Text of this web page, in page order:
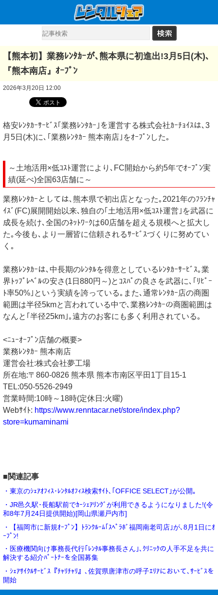
【熊本初】業務ﾚﾝﾀｶｰが､熊本県に初進出!3月5日(木)､
『熊本南店』ｵｰﾌﾟﾝ
2026年3月20日 12:00
格安ﾚﾝﾀｶｰｻｰﾋﾞｽ｢業務ﾚﾝﾀｶｰ｣を運営する株式会社ｶｰﾁｮｲｽは､3
月5日(木)に､｢業務ﾚﾝﾀｶｰ 熊本南店｣をｵｰﾌﾟﾝした｡
～土地活用×低ｺｽﾄ運営により､FC開始から約5年でｵｰﾌﾟﾝ実
績(延べ)全国63店舗に～
業務ﾚﾝﾀｶｰとしては､熊本県で初出店となった｡2021年のﾌﾗﾝﾁｬ
ｲｽﾞ(FC)展開開始以来､独自の｢土地活用×低ｺｽﾄ運営｣を武器に
成長を続け､全国のﾈｯﾄﾜｰｸは60店舗を超える規模へと拡大し
た｡今後も､より一層皆に信頼されるｻｰﾋﾞｽづくりに努めてい
く｡
業務ﾚﾝﾀｶｰは､中長期のﾚﾝﾀﾙを得意としているﾚﾝﾀｶｰｻｰﾋﾞｽ｡業
界ﾄｯﾌﾟﾚﾍﾞﾙの安さ(1日880円～)とｺｽﾊﾟの良さを武器に､｢ﾘﾋﾟｰ
ﾄ率50%｣という実績を誇っている｡また､通常ﾚﾝﾀｶｰ店の商圏
範囲は半径5kmと言われている中で､業務ﾚﾝﾀｶｰの商圏範囲は
なんと｢半径25km｣｡遠方のお客にも多く利用されている｡
<ﾆｭｰｵｰﾌﾟﾝ店舗の概要>
業務ﾚﾝﾀｶｰ 熊本南店
運営会社:株式会社夢工場
所在地:〒860-0826 熊本県 熊本市南区平田1丁目15-1
TEL:050-5526-2949
営業時間:10時～18時(定休日:火曜)
Webｻｲﾄ: https://www.renntacar.net/store/index.php?
store=kumaminami
■関連記事
・東京のｼｪｱｵﾌｨｽ･ﾚﾝﾀﾙｵﾌｨｽ検索ｻｲﾄ､｢OFFICE SELECT｣が公開｡
・JR邑久駅･長船駅前でｶｰｼｪｱﾘﾝｸﾞが利用できるようになりました!(令
和8年7月24日提供開始)[岡山県瀬戸内市]
・【福岡市に新規ｵｰﾌﾟﾝ】ﾄﾗﾝｸﾙｰﾑ｢ｽﾍﾟﾗﾎﾞ福岡南老司店｣が､8月1日にｵ
ｰﾌﾟﾝ!
・医療機関向け事務長代行｢ﾚﾝﾀﾙ事務長さん｣､ｸﾘﾆｯｸの人手不足を共に
解決する紹介ﾊﾟｰﾄﾅｰを全国募集
・ｼｪｱｻｲｸﾙｻｰﾋﾞｽ『ﾁｬﾘﾁｬﾘ』､佐賀県唐津市の呼子ｴﾘｱにおいて､ｻｰﾋﾞｽを
開始